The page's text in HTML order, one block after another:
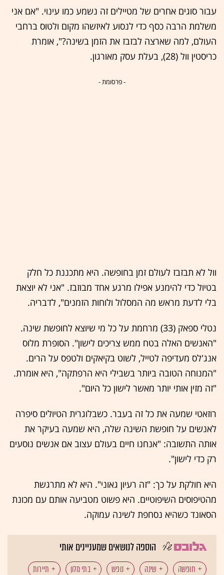
עבור סוגים אחרים של מטיילים זה נשמע כמו עינוי. "אם אני
משלמת הרבה כסף כדי לנסוע לאיזשהו מקום ולטוס ברחבי
העולם, למה שארצה לבזבז את הזמן בשינה?", אומרת
כריסטין וול (28), בעלת עסק מאורגון.
- פרסומת -
וול לא תבזבז לעולם זמן בחופשה. היא מתכננת כל חלק
בטיול כדי להימנע אפילו מרגע אחד מבוזבז. "אני לא יוצאת
בלי לדעת מראש מה המסלול ולוחות הזמנים", לדבריה.
נטלי ספאק (33) מרחמת על כל מי שיוצא לחופשת שינה.
"האנשים האלה בטח ממש צריכים לישון". הסופרת מלוס
אנג'לס מעדיפה לטייל, לשוט בקיאקים ולטפס על הרים.
"המנוחה הטובה ביותר בשבילי היא הרפתקה", היא אומרת.
"זה מזין אותי יותר מאשר לישון כל היום".
רוזאטי שמעה את כל זה בעבר. כשבלוגרית הטיולים סיפרה
לאנשים על חופשת השינה שלה, היא שמעה בעיקר את
אותה התשובה: "אנחנו חיים בעולם עצוב אם אנשים נוסעים
רק כדי לישון".
היא חולקת על כך: "זה רעיון גאוני". היא לא מתרגשת
מהטיפוסים השיפוטיים. היא פשוט מטביעה אותם עם מכונת
הסאונד כשהיא נסחפת לשינה עמוקה.
הוספה לנושאים שמעניינים אותי
חופשה שינה נופש בתי מלון תיירות